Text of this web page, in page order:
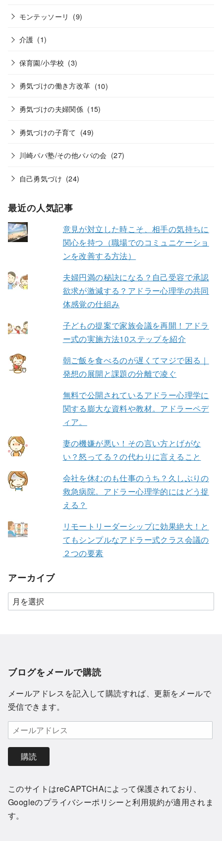
モンテッソーリ (9)
介護 (1)
保育園/小学校 (3)
勇気づけの働き方改革 (10)
勇気づけの夫婦関係 (15)
勇気づけの子育て (49)
川崎パパ塾/その他パパの会 (27)
自己勇気づけ (24)
最近の人気記事
意見が対立した時こそ、相手の気持ちに
関心を持つ（職場でのコミュニケーショ
ンを改善する方法）
夫婦円満の秘訣になる？自己受容で承認
欲求が激減する？アドラー心理学の共同
体感覚の仕組み
子どもの提案で家族会議を再開！アドラ
ー式の実施方法10ステップを紹介
朝ご飯を食べるのが遅くてマジで困る｜
発想の展開と課題の分離で凌ぐ
無料で公開されているアドラー心理学に
関する膨大な資料や教材。アドラーペデ
ィア。
妻の機嫌が悪い！その言い方とげがな
い？怒ってる？の代わりに言えること
会社を休むのも仕事のうち？久しぶりの
救急病院。アドラー心理学的にはどう捉
える？
リモートリーダーシップに効果絶大！と
てもシンプルなアドラー式クラス会議の
２つの要素
アーカイブ
ブログをメールで購読
メールアドレスを記入して購読すれば、更新をメールで
受信できます。
購読
このサイトはreCAPTCHAによって保護されており、
Googleのプライバシーポリシーと利用規約が適用されま
す。